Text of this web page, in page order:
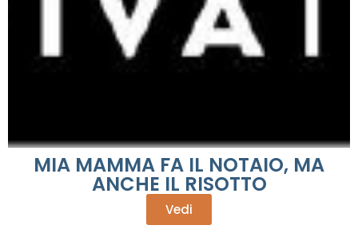
MIA MAMMA FA IL NOTAIO, MA
ANCHE IL RISOTTO
Vedi